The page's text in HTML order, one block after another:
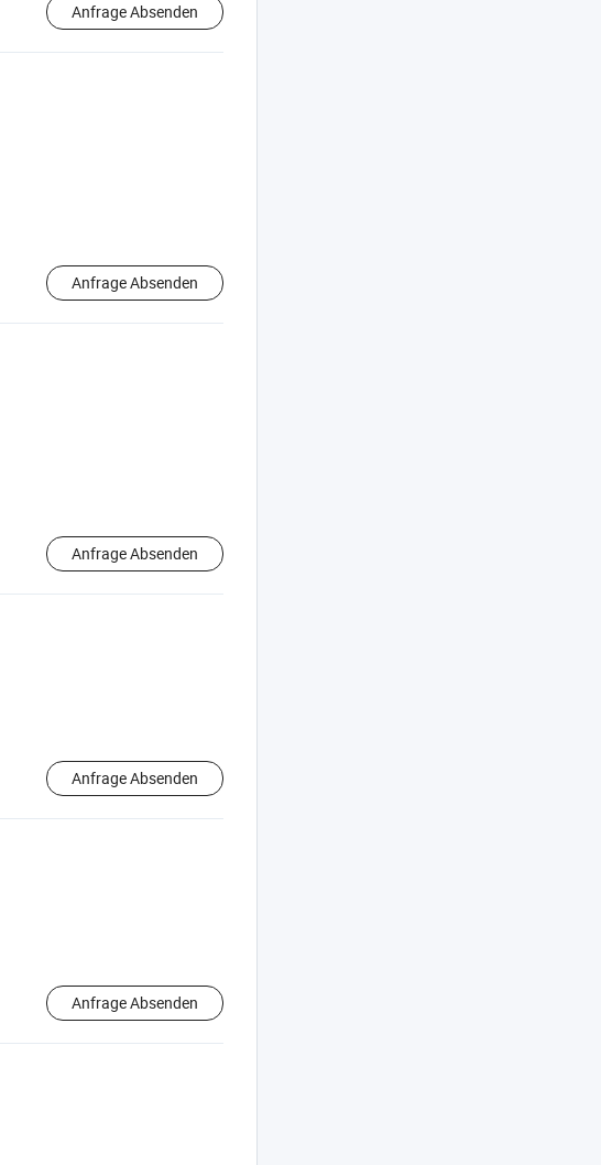
Anfrage Absenden
Anfrage Absenden
Anfrage Absenden
Anfrage Absenden
Anfrage Absenden